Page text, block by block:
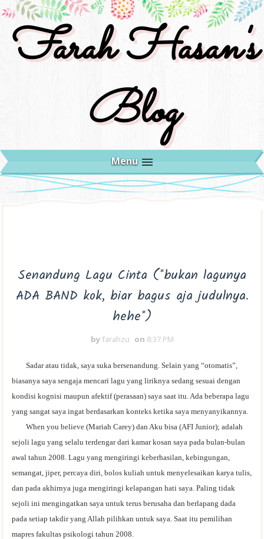
Farah Hasan's
Blog
Menu
Senandung Lagu Cinta (*bukan lagunya
ADA BAND kok, biar bagus aja judulnya.
hehe*)
by farahzu on 8:37 PM
Sadar atau tidak, saya suka bersenandung. Selain yang “otomatis”,
biasanya saya sengaja mencari lagu yang liriknya sedang sesuai dengan
kondisi kognisi maupun afektif (perasaan) saya saat itu. Ada beberapa lagu
yang sangat saya ingat berdasarkan konteks ketika saya menyanyikannya.
When you believe (Mariah Carey) dan Aku bisa (AFI Junior); adalah
sejoli lagu yang selalu terdengar dari kamar kosan saya pada bulan-bulan
awal tahun 2008. Lagu yang mengiringi keberhasilan, kebingungan,
semangat, jiper, percaya diri, bolos kuliah untuk menyelesaikan karya tulis,
dan pada akhirnya juga mengiringi kelapangan hati saya. Paling tidak
sejoli ini mengingatkan saya untuk terus berusaha dan berlapang dada
pada setiap takdir yang Allah pilihkan untuk saya. Saat itu pemilihan
mapres fakultas psikologi tahun 2008.